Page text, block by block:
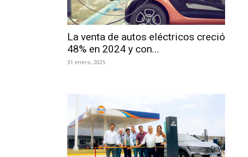
La venta de autos eléctricos creció
48% en 2024 y con...
31 enero, 2025